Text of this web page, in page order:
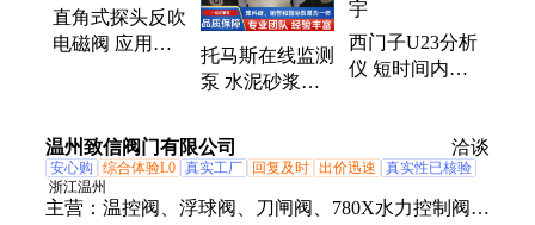
带、国产蠕动泵、粉尘浓度检测仪、一体化温度变送
器、计量泵、烟气分析仪、氮氧化物转换器、氧气传
直角式探头反吹
电磁阀 应用于
托马斯在线监测
泵 水泥砂浆电
彩选择多 晨宇
西门子U23分析
仪 短时间内完
温州致信阀门有限公司
洽谈
安心购 综合体验L0 真实工厂 回复及时 出价迅速
真实性已核验
浙江温州
主营： 温控阀、浮球阀、刀闸阀、780X水力控制阀、